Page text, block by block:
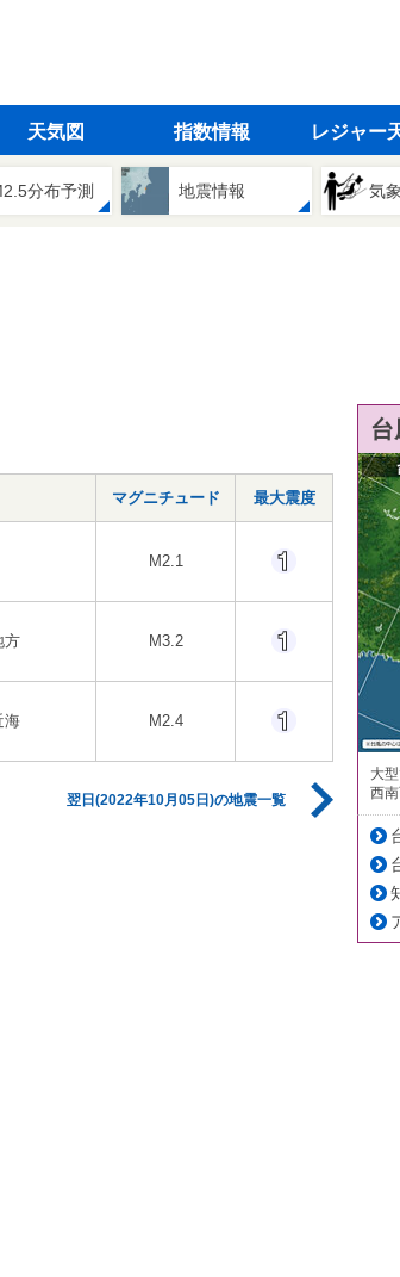
天気図 指数情報 レジャー
分布予測 地震情報 気
マグニチュード 最大震度
M2.1
方 M3.2
海 M2.4
翌日(2022年10月05日)の地震一覧
大
西